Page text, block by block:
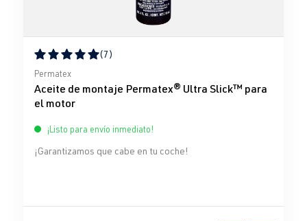
Calificación promedio de 5 de 5 estrellas
(7)
Permatex
Aceite de montaje Permatex® Ultra Slick™ para
el motor
¡Listo para envío inmediato!
¡Garantizamos que cabe en tu coche!